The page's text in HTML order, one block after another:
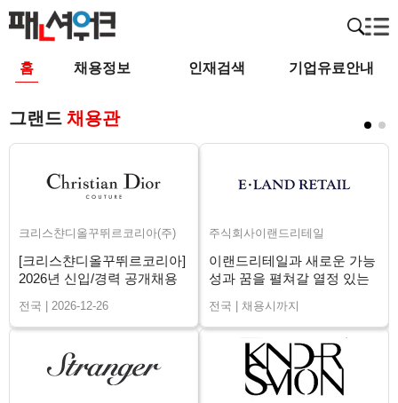
홈 채용정보 인재검색 기업유료안내
그랜드 채용관
크리스챤디올꾸뛰르코리아(주)
[크리스챤디올꾸뛰르코리아]
2026년 신입/경력 공개채용
전국 | 2026-12-26
주식회사이랜드리테일
이랜드리테일과 새로운 가능
성과 꿈을 펼쳐갈 열정 있는
전국 | 채용시까지